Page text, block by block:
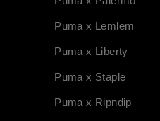
Puma x Lemlem
Puma x Liberty
Puma x Staple
Puma x Ripndip